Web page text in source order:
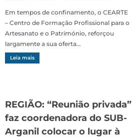
Em tempos de confinamento, o CEARTE
– Centro de Formação Profissional para o
Artesanato e o Património, reforçou
largamente a sua oferta…
Leia mais
REGIÃO: “Reunião privada”
faz coordenadora do SUB-
Arganil colocar o lugar à